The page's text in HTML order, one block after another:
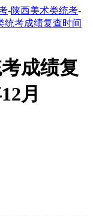
-陕西美术类统考-
统考成绩复查时间
成绩复
月